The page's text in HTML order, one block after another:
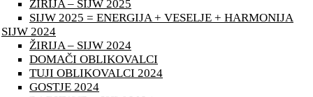
ŽIRIJA – SIJW 2025
SIJW 2025 = ENERGIJA + VESELJE + HARMONIJA
SIJW 2024
ŽIRIJA – SIJW 2024
DOMAČI OBLIKOVALCI
TUJI OBLIKOVALCI 2024
GOSTJE 2024